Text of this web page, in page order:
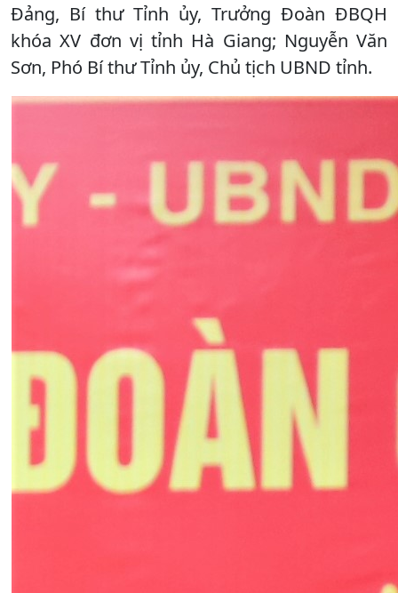
Đảng, Bí thư Tỉnh ủy, Trưởng Đoàn ĐBQH
khóa XV đơn vị tỉnh Hà Giang; Nguyễn Văn
Sơn, Phó Bí thư Tỉnh ủy, Chủ tịch UBND tỉnh.